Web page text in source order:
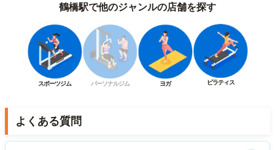
鶴橋駅で他のジャンルの店舗を探す
スポーツジム パーソナルジム ヨガ ピラティス
よくある質問